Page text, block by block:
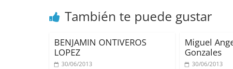
También te puede gustar
BENJAMIN ONTIVEROS
LOPEZ
30/06/2013
Miguel
Gonzales
30/06/2013